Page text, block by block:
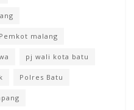
Pemkot malang
pj wali kota batu
Polres Batu